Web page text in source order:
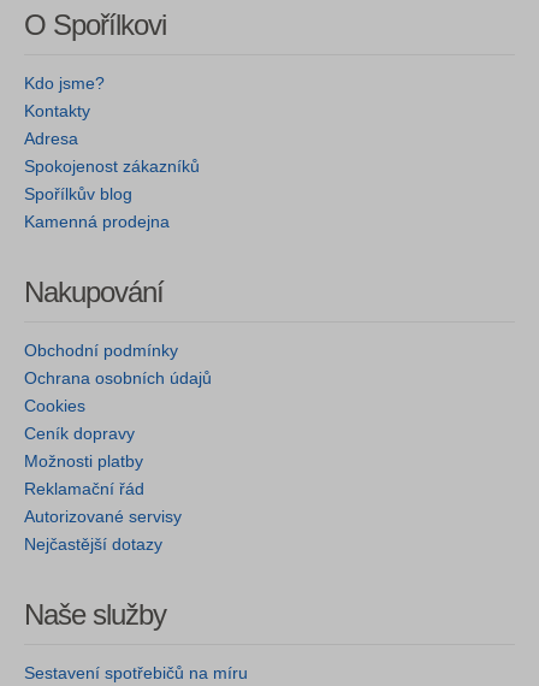
O Spořílkovi
Kdo jsme?
Kontakty
Adresa
Spokojenost zákazníků
Spořílkův blog
Kamenná prodejna
Nakupování
Obchodní podmínky
Ochrana osobních údajů
Cookies
Ceník dopravy
Možnosti platby
Reklamační řád
Autorizované servisy
Nejčastější dotazy
Naše služby
Sestavení spotřebičů na míru